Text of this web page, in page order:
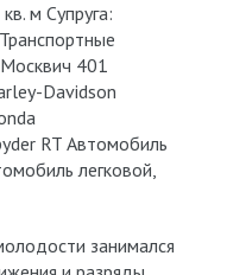
м Супруга:
401
Davidson
RT Автомобиль
легковой,
занимался